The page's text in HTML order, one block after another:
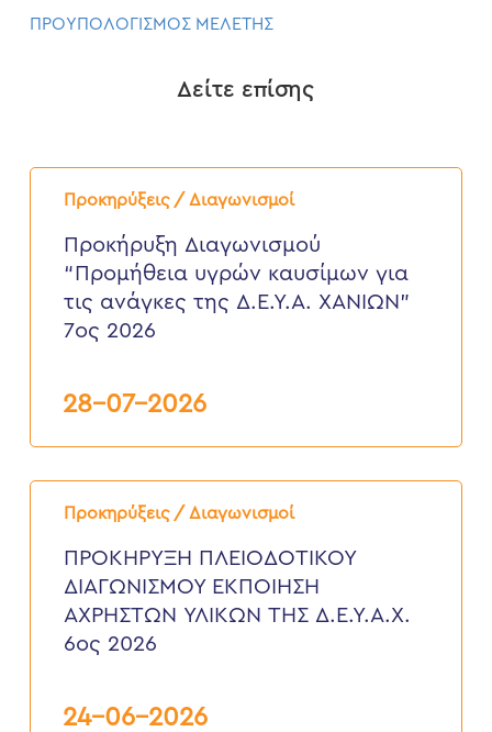
ΠΡΟΥΠΟΛΟΓΙΣΜΟΣ ΜΕΛΕΤΗΣ
Δείτε επίσης
Προκηρύξεις / Διαγωνισμοί
Προκήρυξη
Διαγωνισμού
υγρών
καυσίμων
ανάγκες
2026
Προκήρυξη Διαγωνισμού
“Προμήθεια υγρών καυσίμων για
τις ανάγκες της Δ.Ε.Υ.Α. ΧΑΝΙΩΝ”
7ος 2026
28-07-2026
Προκηρύξεις / Διαγωνισμοί
ΠΡΟΚΗΡΥΞΗ
ΠΛΕΙΟΔΟΤΙΚΟΥ
ΕΚΠΟΙΗΣΗ
ΑΧΡΗΣΤΩΝ
ΥΛΙΚΩΝ
Δ.Ε.Υ.Α.Χ.
ΠΡΟΚΗΡΥΞΗ ΠΛΕΙΟΔΟΤΙΚΟΥ
ΔΙΑΓΩΝΙΣΜΟΥ ΕΚΠΟΙΗΣΗ
ΑΧΡΗΣΤΩΝ ΥΛΙΚΩΝ ΤΗΣ Δ.Ε.Υ.Α.Χ.
6ος 2026
24-06-2026